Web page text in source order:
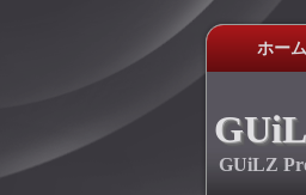
ホーム
GUiLZ